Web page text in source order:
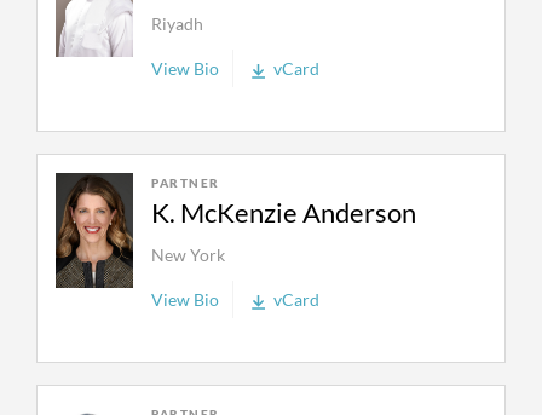
我们也在破产公司的律师出现利益冲突的问题
时，为占有财产的债务人及其董事和／或特别董
在存在争议的清偿程序中，我们为破产财产管理
人及清算人提供代理。我们还时常代理破产财产
确认后诉讼信托（post-confirmation litigation
trusts）或其他类似机构，以支持公司通过诉讼
或替代性争端解决机制寻求赔偿。
当具体情况需要时，我们也会经常性的在寻求昆
鹰其他团队中经验丰富的律师与我们共同处理棘
Riyadh
View Bio vCard
PARTNER
K. McKenzie Anderson
New York
View Bio vCard